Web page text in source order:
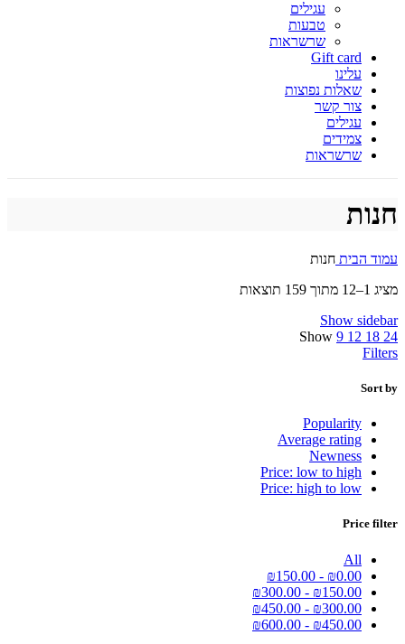
עגילים
טבעות
שרשראות
Gift card
עלינו
שאלות נפוצות
צור קשר
עגילים
צמידים
שרשראות
חנות
עמוד הבית חנות
מציג 1–12 מתוך 159 תוצאות
Show sidebar
Show 9 12 18 24
Filters
Sort by
Popularity
Average rating
Newness
Price: low to high
Price: high to low
Price filter
All
₪0.00
-
₪150.00
₪150.00
-
₪300.00
₪300.00
-
₪450.00
₪450.00
-
₪600.00